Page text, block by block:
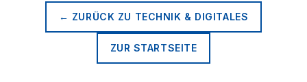
← ZURÜCK ZU TECHNIK & DIGITALES
ZUR STARTSEITE